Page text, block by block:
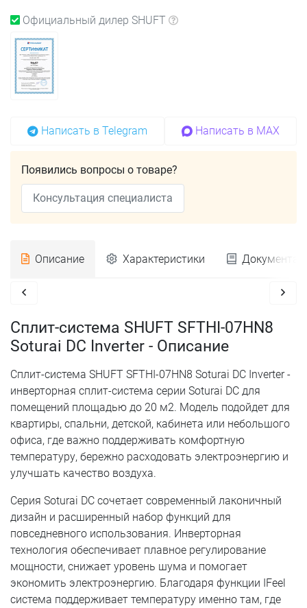
Официальный дилер SHUFT
Написать в Telegram Написать в MAX
Появились вопросы о товаре?
Консультация специалиста
Описание Характеристики
Сплит-система SHUFT SFTHI-07HN8
Soturai DC Inverter - Описание
Сплит-система SHUFT SFTHI-07HN8 Soturai DC Inverter -
инверторная сплит-система серии Soturai DC для
помещений площадью до 20 м2. Модель подойдет для
квартиры, спальни, детской, кабинета или небольшого
офиса, где важно поддерживать комфортную
температуру, бережно расходовать электроэнергию и
улучшать качество воздуха.
Серия Soturai DC сочетает современный лаконичный
дизайн и расширенный набор функций для
повседневного использования. Инверторная
технология обеспечивает плавное регулирование
мощности, снижает уровень шума и помогает
экономить электроэнергию. Благодаря функции IFeel
система поддерживает температуру именно там, где